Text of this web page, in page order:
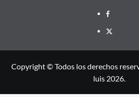
Copyright © Todos los derechos
luis 2026.